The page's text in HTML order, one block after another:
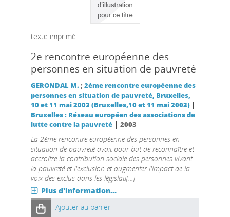
texte imprimé
2e rencontre européenne des
personnes en situation de pauvreté
GERONDAL M.;2ème rencontre européenne des
personnes en situation de pauvreté, Bruxelles,
10 et 11 mai 2003 (Bruxelles,10 et 11 mai 2003) |
Bruxelles : Réseau européen des associations de
lutte contre la pauvreté| 2003
La 2ème rencontre européenne des personnes en
situation de pauvreté avait pour but de reconnaître et
accroître la contribution sociale des personnes vivant
la pauvreté et l'exclusion et augmenter l'impact de la
voix des exclus dans les législati[...]
Plus d'information...
Ajouter au panier